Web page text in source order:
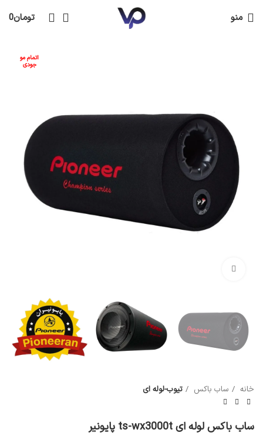
منو تومان0
اتمام مو
جودی
خانه ساب باکس تیوب-لوله ای
ساب باکس لوله ای ts-wx3000t پایونیر